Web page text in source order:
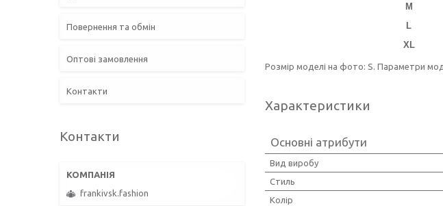
M
L
XL
Розмір моделі на фото: S. Параметри
Характеристики
Основні атрибути
Вид виробу
Стиль
Колір
Повернення та обмін
Оптові замовлення
Контакти
Контакти
frankivsk.fashion